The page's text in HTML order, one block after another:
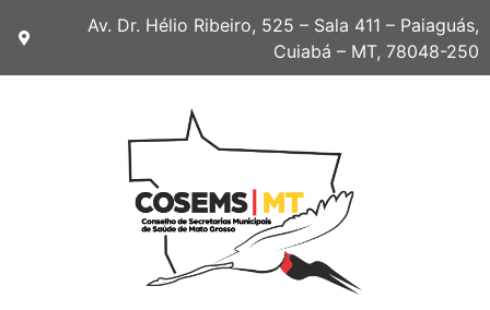
Av. Dr. Hélio Ribeiro, 525 – Sala 411 – Paiaguás,
Cuiabá – MT, 78048-250